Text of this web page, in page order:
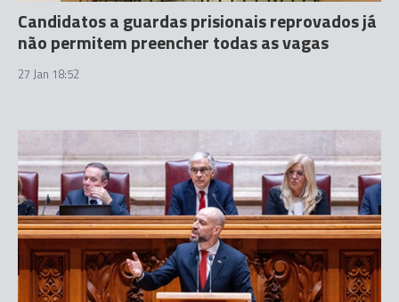
Candidatos a guardas prisionais reprovados já
não permitem preencher todas as vagas
27 Jan 18:52